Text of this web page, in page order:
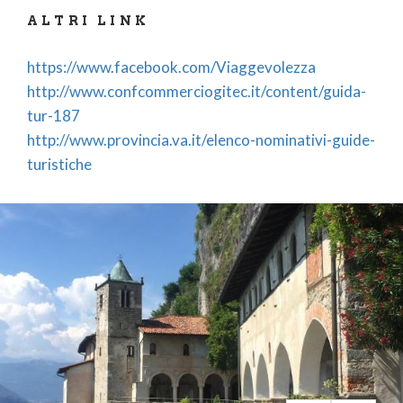
ALTRI LINK
https://www.facebook.com/Viaggevolezza
http://www.confcommerciogitec.it/content/guida-
tur-187
http://www.provincia.va.it/elenco-nominativi-guide-
turistiche